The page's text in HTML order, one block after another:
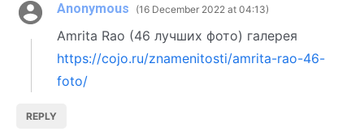
Anonymous 16 December 2022 at 04:13
Amrita Rao (46 лучших фото) галерея
https://cojo.ru/znamenitosti/amrita-rao-46-
foto/
REPLY